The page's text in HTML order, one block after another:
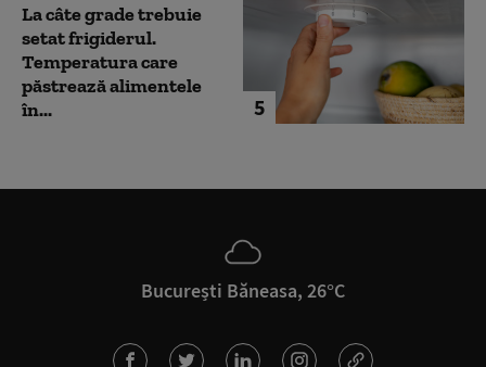
5
La câte grade trebuie
setat frigiderul.
Temperatura care
păstrează alimentele
în...
București Băneasa, 26°C